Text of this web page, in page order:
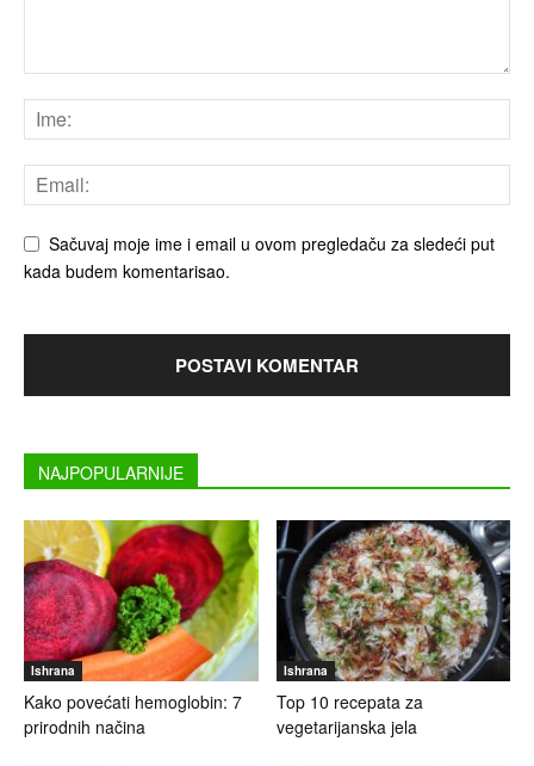
Sačuvaj moje ime i email u ovom pregledaču za sledeći put
kada budem komentarisao.
NAJPOPULARNIJE
Ishrana
Kako povećati hemoglobin: 7
prirodnih načina
Ishrana
Top 10 recepata za
vegetarijanska jela